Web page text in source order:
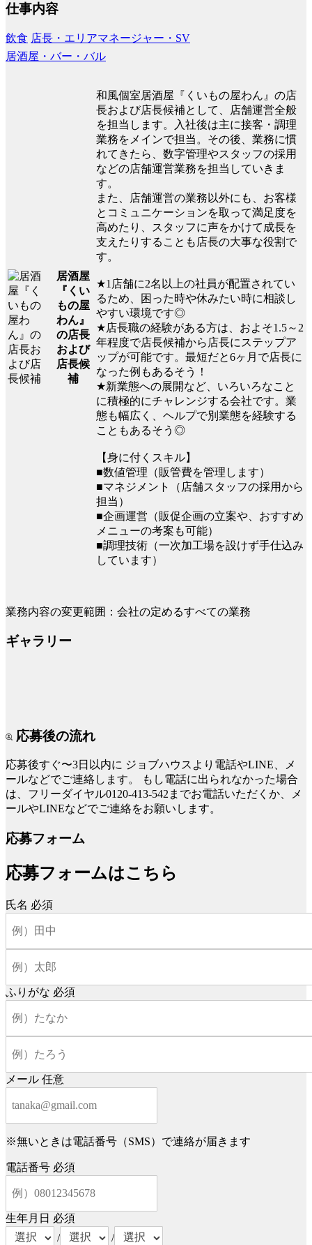
仕事内容
飲食 店長・エリアマネージャー・SV
居酒屋・バー・バル
居酒屋
『くい
もの屋
わん』
の店長
および
店長候
補
和風個室居酒屋『くいもの屋わん』の店
長および店長候補として、店舗運営全般
を担当します。入社後は主に接客・調理
業務をメインで担当。その後、業務に慣
れてきたら、数字管理やスタッフの採用
などの店舗運営業務を担当していきま
す。
また、店舗運営の業務以外にも、お客様
とコミュニケーションを取って満足度を
高めたり、スタッフに声をかけて成長を
支えたりすることも店長の大事な役割で
す。
★1店舗に2名以上の社員が配置されてい
るため、困った時や休みたい時に相談し
やすい環境です◎
★店長職の経験がある方は、およそ1.5～2
年程度で店長候補から店長にステップア
ップが可能です。最短だと6ヶ月で店長に
なった例もあるそう！
★新業態への展開など、いろいろなこと
に積極的にチャレンジする会社です。業
態も幅広く、ヘルプで別業態を経験する
こともあるそう◎
【身に付くスキル】
■数値管理（販管費を管理します）
■マネジメント（店舗スタッフの採用から
担当）
■企画運営（販促企画の立案や、おすすめ
メニューの考案も可能）
■調理技術（一次加工場を設けず手仕込み
しています）
業務内容の変更範囲：会社の定めるすべての業務
ギャラリー
応募後の流れ
応募後すぐ〜3日以内に ジョブハウスより電話やLINE、メ
ールなどでご連絡します。
もし電話に出られなかった場合
は、フリーダイヤル0120-413-542までお電話いただくか、メ
ールやLINEなどでご連絡をお願いします。
応募フォーム
応募フォームはこちら
氏名 必須
ふりがな 必須
メール 任意
※無いときは電話番号（SMS）で連絡が届きます
電話番号 必須
生年月日 必須
/
/